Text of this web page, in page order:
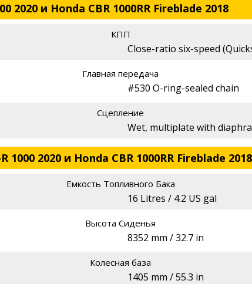
2020 и Honda CBR 1000RR Fireblade 2018
КПП
Close-ratio six-speed
Главная передача
#530 O-ring-sealed chain
Сцепление
Wet, multiplate with
1000 2020 и Honda CBR 1000RR Fireblade 2018
Емкость Топливного Бака
16 Litres / 4.2 US gal
Высота Сиденья
8352 mm / 32.7 in
Колесная база
1405 mm / 55.3 in